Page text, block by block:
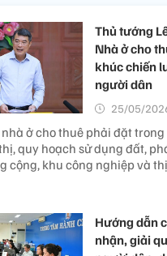
Thủ tướng
Nhà ở cho
khúc chiến
người dân
25/05/
ở cho thuê phải đặt
quy hoạch sử dụng đất,
cộng, khu công nghiệp và
Hướng dẫn
nhận, giải